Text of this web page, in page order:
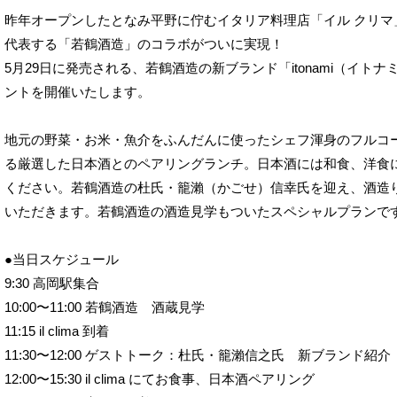
昨年オープンしたとなみ平野に佇むイタリア料理店「イル クリ
代表する「若鶴酒造」のコラボがついに実現！
5月29日に発売される、若鶴酒造の新ブランド「itonami（イトナ
ントを開催いたします。
地元の野菜・お米・魚介をふんだんに使ったシェフ渾身のフル
る厳選した日本酒とのペアリングランチ。日本酒には和食、洋
ください。若鶴酒造の杜氏・籠瀨（かごせ）信幸氏を迎え、酒
いただきます。若鶴酒造の酒造見学もついたスペシャルプランで
●当日スケジュール
9:30 高岡駅集合
10:00〜11:00 若鶴酒造　酒蔵見学
11:15 il clima 到着
11:30〜12:00 ゲストトーク：杜氏・籠瀨信之氏　新ブランド紹介
12:00〜15:30 il clima にてお食事、日本酒ペアリング